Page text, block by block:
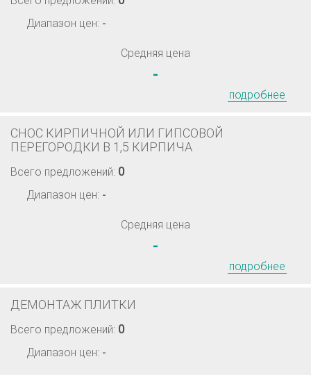
Диапазон цен: -
Средняя цена
-
подробнее
СНОС КИРПИЧНОЙ ИЛИ ГИПСОВОЙ
ПЕРЕГОРОДКИ В 1,5 КИРПИЧА
Всего предложений: 0
Диапазон цен: -
Средняя цена
-
подробнее
ДЕМОНТАЖ ПЛИТКИ
Всего предложений: 0
Диапазон цен: -